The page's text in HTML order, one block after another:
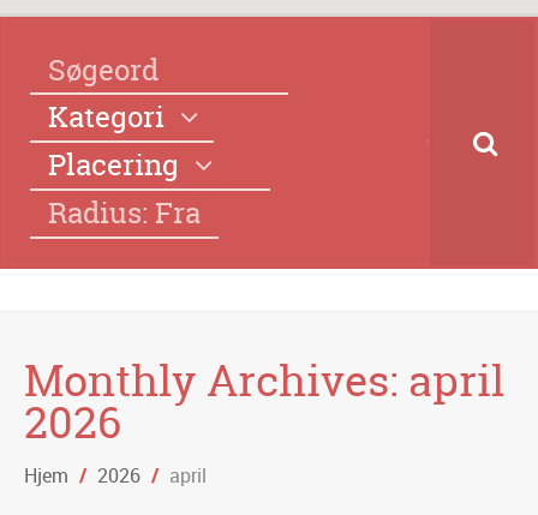
Kategori
Placering
Radius: Fra
Monthly Archives: april
2026
Hjem / 2026 / april